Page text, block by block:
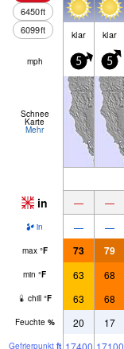
6450ft
6099ft klar klar
mph 5 5
Schnee
Karte
Mehr
in — —
in — —
max °F 73 79
min °F 63 68
chill °F 63 68
Feuchte % 20 17
Gefrier­punkt ft 17400 17100